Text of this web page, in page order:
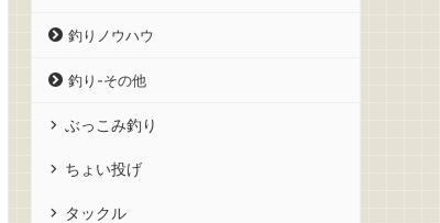
釣りノウハウ
釣り-その他
ぶっこみ釣り
ちょい投げ
タックル